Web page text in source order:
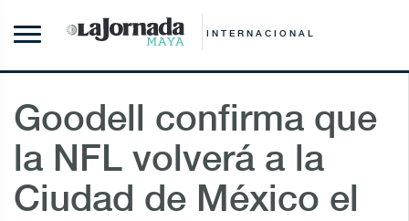
INTERNACIONAL
Goodell confirma que
la NFL volverá a la
Ciudad de México el